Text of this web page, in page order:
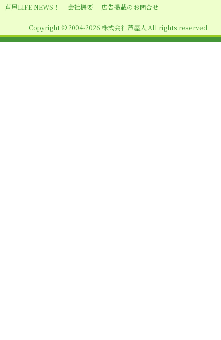
シ
ン
芦屋LIFE NEWS！
会社概要 広告掲載のお問合せ
Copyright © 2004-2026 株式会社芦屋人 All rights reserved.